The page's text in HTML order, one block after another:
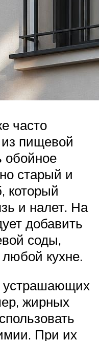
часто
пищевой
старый и
который
и налет. На
добавить
соды,
любой кухне.
устрашающих
жирных
При их